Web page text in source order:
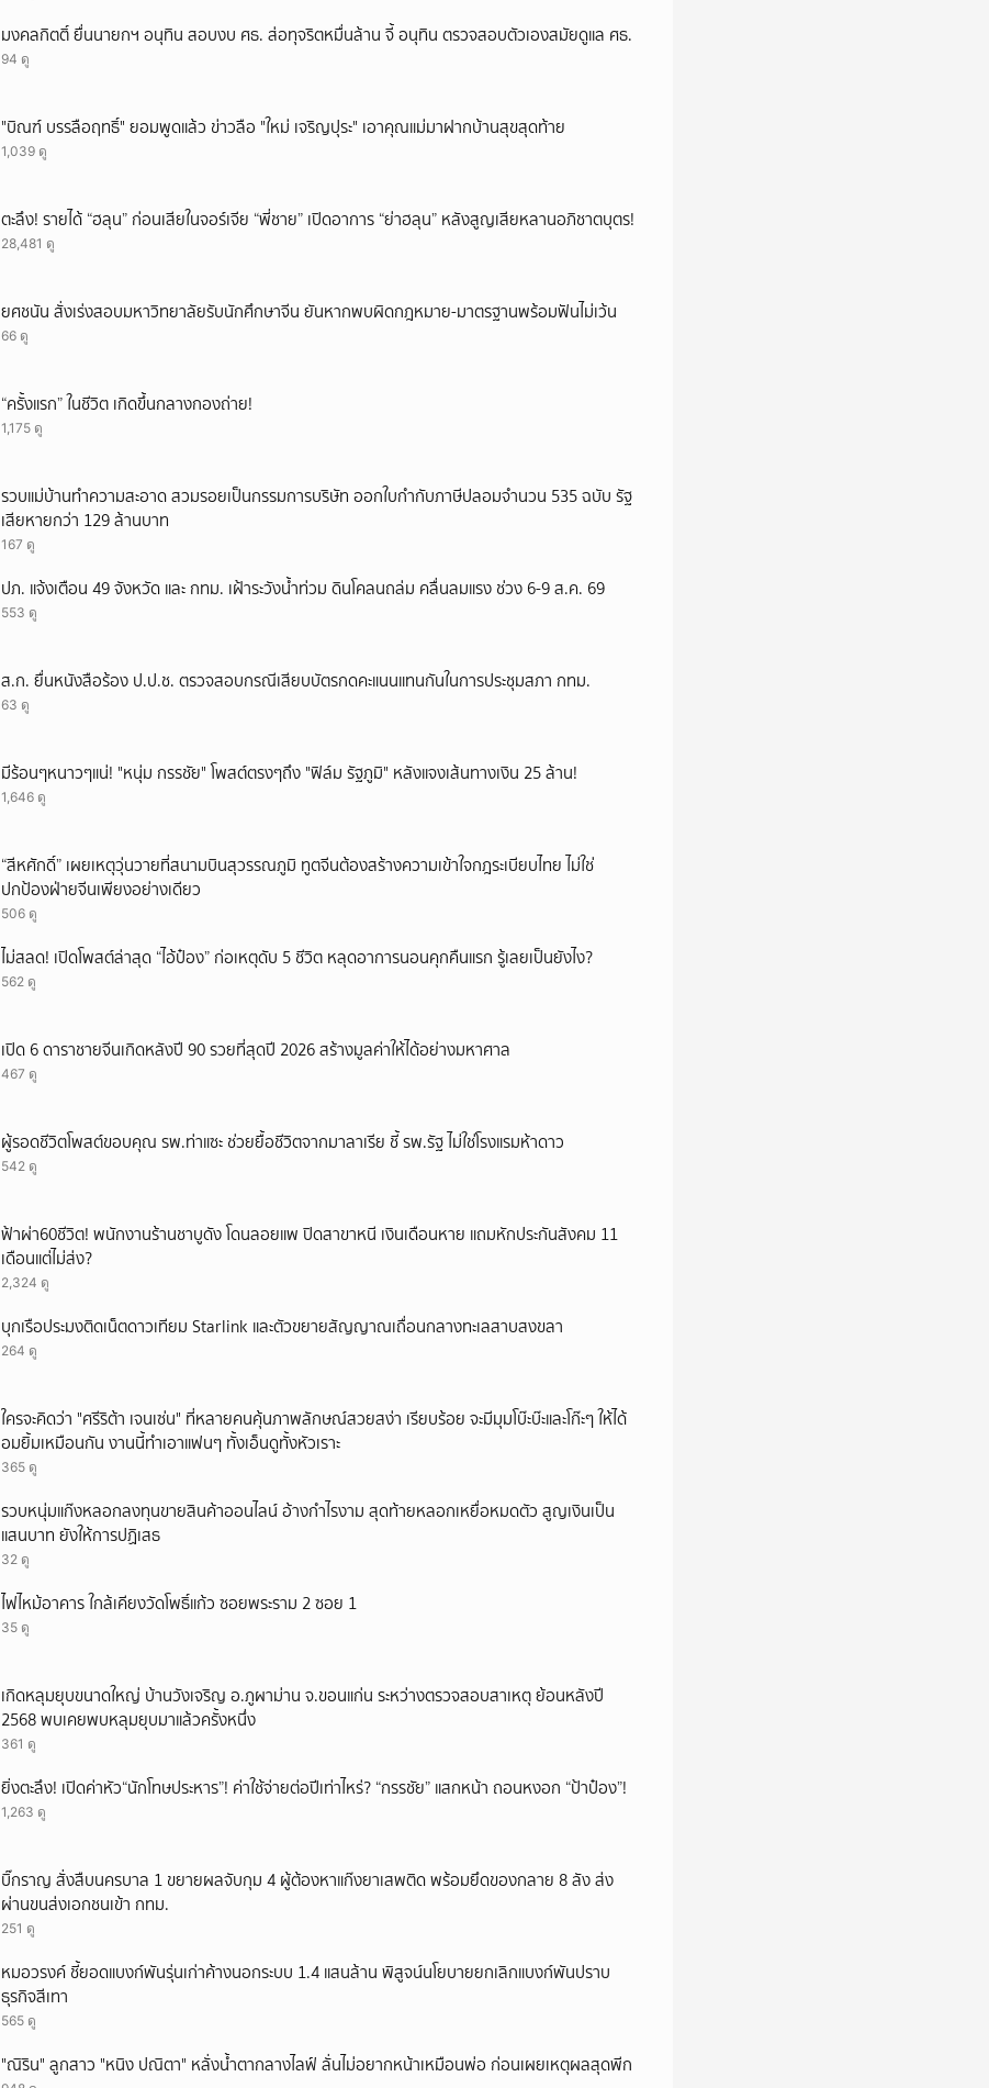
มงคลกิตติ์ ยื่นนายกฯ อนุทิน สอบงบ ศธ. ส่อทุจริตหมื่นล้าน จี้ อนุทิน ตรวจสอบตัวเองสมัยดูแล ศธ.
94 ดู
"บิณฑ์ บรรลือฤทธิ์" ยอมพูดแล้ว ข่าวลือ "ใหม่ เจริญปุระ" เอาคุณแม่มาฝากบ้านสุขสุดท้าย
1,039 ดู
ตะลึง! รายได้ “ฮลุน” ก่อนเสียในจอร์เจีย “พี่ชาย” เปิดอาการ “ย่าฮลุน” หลังสูญเสียหลานอภิชาตบุตร!
28,481 ดู
ยศชนัน สั่งเร่งสอบมหาวิทยาลัยรับนักศึกษาจีน ยันหากพบผิดกฎหมาย-มาตรฐานพร้อมฟันไม่เว้น
66 ดู
“ครั้งแรก” ในชีวิต เกิดขึ้นกลางกองถ่าย!
1,175 ดู
รวบแม่บ้านทำความสะอาด สวมรอยเป็นกรรมการบริษัท ออกใบกำกับภาษีปลอมจำนวน 535 ฉบับ รัฐ
เสียหายกว่า 129 ล้านบาท
167 ดู
ปภ. แจ้งเตือน 49 จังหวัด และ กทม. เฝ้าระวังน้ำท่วม ดินโคลนถล่ม คลื่นลมแรง ช่วง 6-9 ส.ค. 69
553 ดู
ส.ก. ยื่นหนังสือร้อง ป.ป.ช. ตรวจสอบกรณีเสียบบัตรกดคะแนนแทนกันในการประชุมสภา กทม.
63 ดู
มีร้อนๆหนาวๆแน่! "หนุ่ม กรรชัย" โพสต์ตรงๆถึง "ฟิล์ม รัฐภูมิ" หลังแจงเส้นทางเงิน 25 ล้าน!
1,646 ดู
“สีหศักดิ์” เผยเหตุวุ่นวายที่สนามบินสุวรรณภูมิ ทูตจีนต้องสร้างความเข้าใจกฎระเบียบไทย ไม่ใช่
ปกป้องฝ่ายจีนเพียงอย่างเดียว
506 ดู
ไม่สลด! เปิดโพสต์ล่าสุด “ไอ้ป๋อง” ก่อเหตุดับ 5 ชีวิต หลุดอาการนอนคุกคืนแรก รู้เลยเป็นยังไง?
562 ดู
เปิด 6 ดาราชายจีนเกิดหลังปี 90 รวยที่สุดปี 2026 สร้างมูลค่าให้ได้อย่างมหาศาล
467 ดู
ผู้รอดชีวิตโพสต์ขอบคุณ รพ.ท่าแซะ ช่วยยื้อชีวิตจากมาลาเรีย ชี้ รพ.รัฐ ไม่ใช่โรงแรมห้าดาว
542 ดู
ฟ้าผ่า60ชีวิต! พนักงานร้านชาบูดัง โดนลอยแพ ปิดสาขาหนี เงินเดือนหาย แถมหักประกันสังคม 11
เดือนแต่ไม่ส่ง?
2,324 ดู
บุกเรือประมงติดเน็ตดาวเทียม Starlink และตัวขยายสัญญาณเถื่อนกลางทะเลสาบสงขลา
264 ดู
ใครจะคิดว่า "ศรีริต้า เจนเซ่น" ที่หลายคนคุ้นภาพลักษณ์สวยสง่า เรียบร้อย จะมีมุมโบ๊ะบ๊ะและโก๊ะๆ ให้ได้
อมยิ้มเหมือนกัน งานนี้ทำเอาแฟนๆ ทั้งเอ็นดูทั้งหัวเราะ
365 ดู
รวบหนุ่มแก๊งหลอกลงทุนขายสินค้าออนไลน์ อ้างกำไรงาม สุดท้ายหลอกเหยื่อหมดตัว สูญเงินเป็น
แสนบาท ยังให้การปฏิเสธ
32 ดู
ไฟไหม้อาคาร ใกล้เคียงวัดโพธิ์แก้ว ซอยพระราม 2 ซอย 1
35 ดู
เกิดหลุมยุบขนาดใหญ่ บ้านวังเจริญ อ.ภูผาม่าน จ.ขอนแก่น ระหว่างตรวจสอบสาเหตุ ย้อนหลังปี
2568 พบเคยพบหลุมยุบมาแล้วครั้งหนึ่ง
361 ดู
ยิ่งตะลึง! เปิดค่าหัว“นักโทษประหาร”! ค่าใช้จ่ายต่อปีเท่าไหร่? “กรรชัย” แสกหน้า ถอนหงอก “ป้าป๋อง”!
1,263 ดู
บิ๊กราญ สั่งสืบนครบาล 1 ขยายผลจับกุม 4 ผู้ต้องหาแก๊งยาเสพติด พร้อมยึดของกลาย 8 ลัง ส่ง
ผ่านขนส่งเอกชนเข้า กทม.
251 ดู
หมอวรงค์ ชี้ยอดแบงก์พันรุ่นเก่าค้างนอกระบบ 1.4 แสนล้าน พิสูจน์นโยบายยกเลิกแบงก์พันปราบ
ธุรกิจสีเทา
565 ดู
"ณิริน" ลูกสาว "หนิง ปณิตา" หลั่งน้ำตากลางไลฟ์ ลั่นไม่อยากหน้าเหมือนพ่อ ก่อนเผยเหตุผลสุดพีก